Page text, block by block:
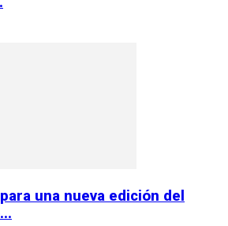
una nueva edición del